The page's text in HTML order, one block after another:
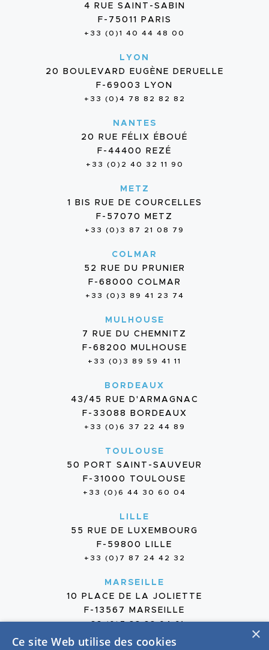
4 RUE SAINT-SABIN
F-75011 PARIS
+33 (0)1 40 44 48 00
LYON
20 BOULEVARD EUGÈNE DERUELLE
F-69003 LYON
+33 (0)4 78 82 82 82
NANTES
20 RUE FÉLIX ÉBOUÉ
F-44400 REZÉ
+33 (0)2 40 32 11 90
METZ
1 BIS RUE DE COURCELLES
F-57070 METZ
+33 (0)3 87 21 08 79
COLMAR
52 RUE DU PRUNIER
F-68000 COLMAR
+33 (0)3 89 41 23 74
MULHOUSE
7 RUE DU CHEMNITZ
F-68200 MULHOUSE
+33 (0)3 89 59 41 11
BORDEAUX
43/45 RUE D'ARMAGNAC
F-33088 BORDEAUX
+33 (0)6 37 22 44 89
TOULOUSE
50 PORT SAINT-SAUVEUR
F-31000 TOULOUSE
+33 (0)6 44 30 60 04
LILLE
55 RUE DE LUXEMBOURG
F-59800 LILLE
+33 (0)7 87 24 42 32
MARSEILLE
10 PLACE DE LA JOLIETTE
F-13567 MARSEILLE
+33 (0)7 88 38 04 61
×
Ce site Web utilise des cookies